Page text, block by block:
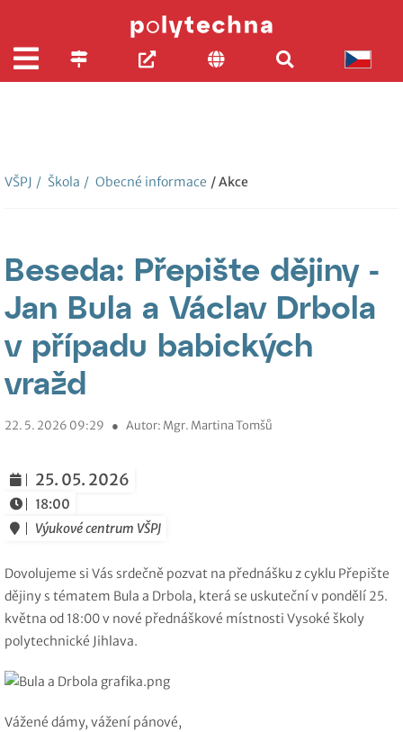
VŠPJ / Škola / Obecné informace / Akce
Beseda: Přepište dějiny -
Jan Bula a Václav Drbola
v případu babických
vražd
22. 5. 2026 09:29 ● Autor: Mgr. Martina Tomšů
25. 05. 2026
18:00
Výukové centrum VŠPJ
Dovolujeme si Vás srdečně pozvat na přednášku z cyklu Přepište
dějiny s tématem Bula a Drbola, která se uskuteční v pondělí 25.
května od 18:00 v nové přednáškové místnosti Vysoké školy
polytechnické Jihlava.
Vážené dámy, vážení pánové,